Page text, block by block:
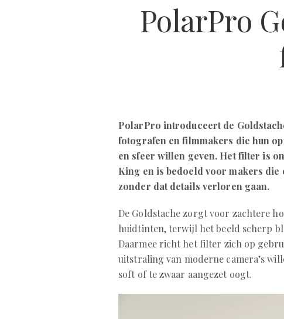
PolarPro
PolarPro introduceert de
fotografen en filmmakers die hun
en sfeer willen geven. Het filter is
King en is bedoeld voor makers
zonder dat details verloren gaan.
De Goldstache zorgt voor zachtere
huidtinten, terwijl het beeld scherp
Daarmee richt het filter zich op
uitstraling van moderne camera’s
soft of te zwaar aangezet oogt.